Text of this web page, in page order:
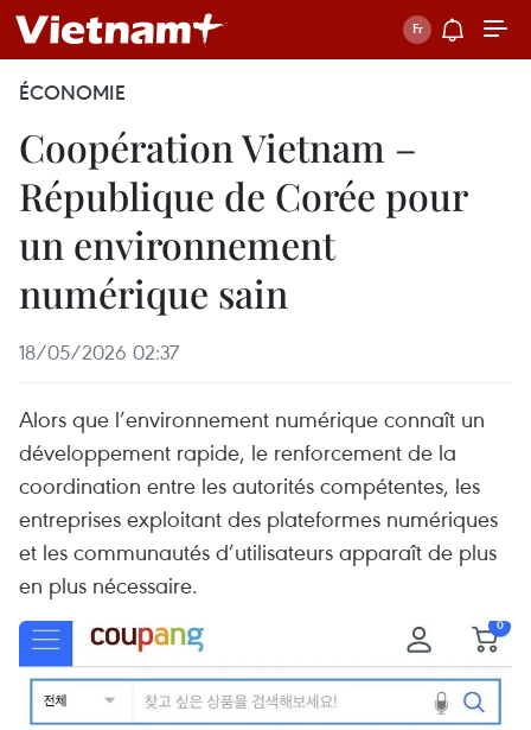
ÉCONOMIE
Coopération Vietnam –
République de Corée pour
un environnement
numérique sain
18/05/2026 02:37
Alors que l’environnement numérique connaît un
développement rapide, le renforcement de la
coordination entre les autorités compétentes, les
entreprises exploitant des plateformes numériques
et les communautés d’utilisateurs apparaît de plus
en plus nécessaire.